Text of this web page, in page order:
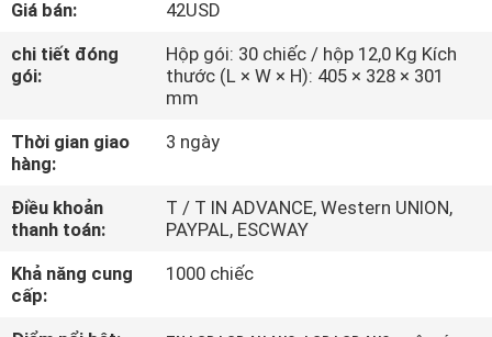
THAM
QUAN
MÁY
KIỂM
SOÁT
CHẤT
Giá bán:
42USD
chi tiết đóng
gói:
Hộp gói: 30 chiếc / hộp 12,0 Kg Kích
thước (L × W × H): 405 × 328 × 301
mm
Thời gian giao
hàng:
3 ngày
Điều khoản
thanh toán:
T / T IN ADVANCE, Western UNION,
PAYPAL, ESCWAY
Khả năng cung
cấp:
1000 chiếc